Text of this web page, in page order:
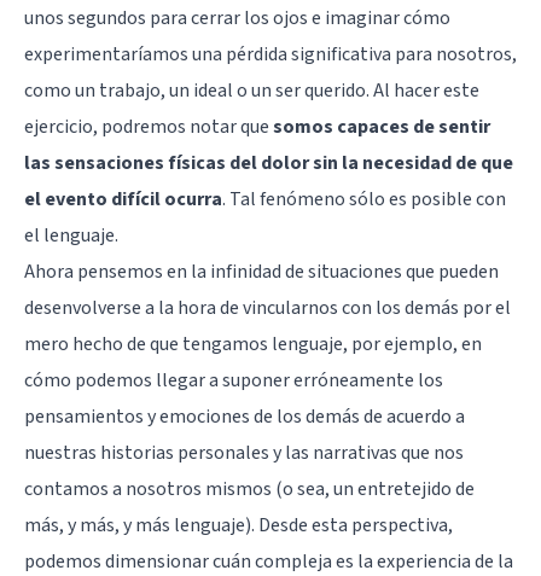
unos segundos para cerrar los ojos e imaginar cómo
experimentaríamos una pérdida significativa para nosotros,
como un trabajo, un ideal o un ser querido. Al hacer este
ejercicio, podremos notar quesomos capaces de sentir
las sensaciones físicas del dolor sin la necesidad de que
el evento difícil ocurra. Tal fenómeno sólo es posible con
el lenguaje.
Ahora pensemos en la infinidad de situaciones que pueden
desenvolverse a la hora de vincularnos con los demás por el
mero hecho de que tengamos lenguaje, por ejemplo, en
cómo podemos llegar a suponer erróneamente los
pensamientos y emociones de los demás de acuerdo a
nuestras historias personales y las narrativas que nos
contamos a nosotros mismos (o sea, un entretejido de
más, y más, y más lenguaje). Desde esta perspectiva,
podemos dimensionar cuán compleja es la experiencia de la